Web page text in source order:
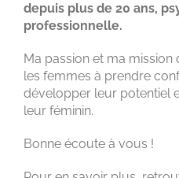
depuis plus de 20 ans,
professionnelle.
Ma passion et ma mission
les femmes à prendre
développer leur potentiel
leur féminin.
Bonne écoute à vous !